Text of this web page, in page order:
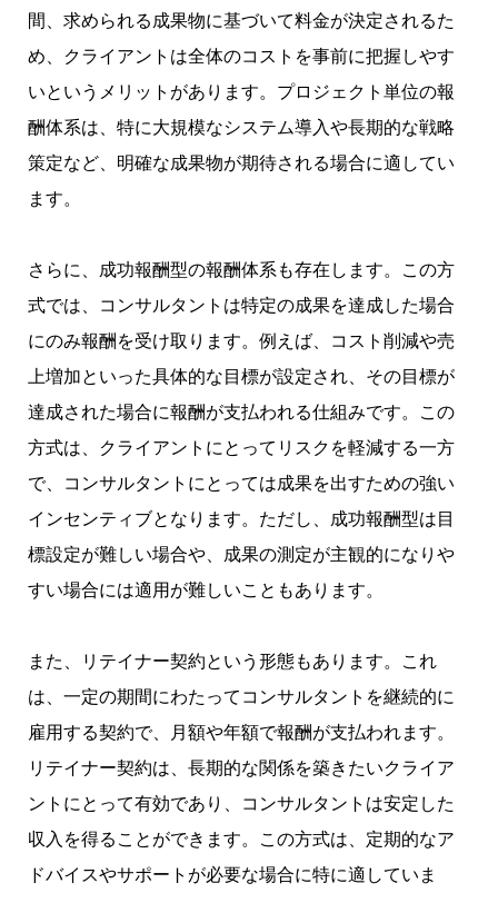
間、求められる成果物に基づいて料金が決定されるた
め、クライアントは全体のコストを事前に把握しやす
いというメリットがあります。プロジェクト単位の報
酬体系は、特に大規模なシステム導入や長期的な戦略
策定など、明確な成果物が期待される場合に適してい
ます。
さらに、成功報酬型の報酬体系も存在します。この方
式では、コンサルタントは特定の成果を達成した場合
にのみ報酬を受け取ります。例えば、コスト削減や売
上増加といった具体的な目標が設定され、その目標が
達成された場合に報酬が支払われる仕組みです。この
方式は、クライアントにとってリスクを軽減する一方
で、コンサルタントにとっては成果を出すための強い
インセンティブとなります。ただし、成功報酬型は目
標設定が難しい場合や、成果の測定が主観的になりや
すい場合には適用が難しいこともあります。
また、リテイナー契約という形態もあります。これ
は、一定の期間にわたってコンサルタントを継続的に
雇用する契約で、月額や年額で報酬が支払われます。
リテイナー契約は、長期的な関係を築きたいクライア
ントにとって有効であり、コンサルタントは安定した
収入を得ることができます。この方式は、定期的なア
ドバイスやサポートが必要な場合に特に適していま